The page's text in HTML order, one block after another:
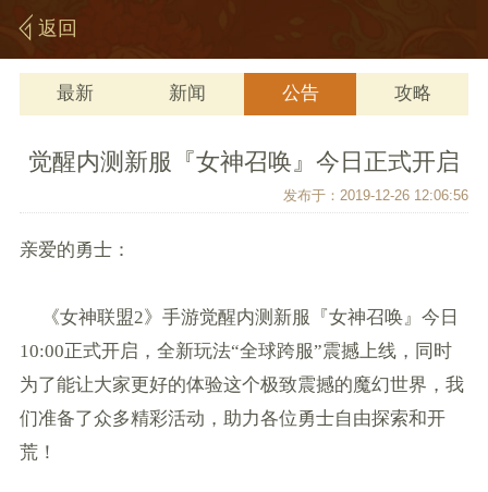
返回
最新 新闻 公告 攻略
觉醒内测新服『女神召唤』今日正式开启
发布于：2019-12-26 12:06:56
亲爱的勇士：
《女神联盟2》手游觉醒内测新服『女神召唤』今日
10:00正式开启，全新玩法“全球跨服”震撼上线，同时
为了能让大家更好的体验这个极致震撼的魔幻世界，我
们准备了众多精彩活动，助力各位勇士自由探索和开
荒！